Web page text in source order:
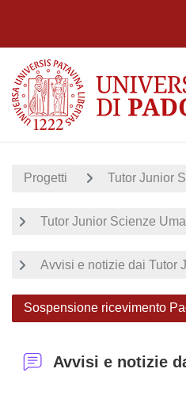
Progetti Tutor Junior
Tutor Junior Scienze
Avvisi e notizie dai Tutor
Sospensione ricevimento
Avvisi e notizie